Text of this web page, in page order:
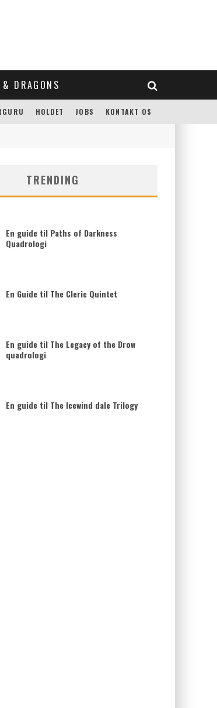
& DRAGONS
HOLDET JOBS KONTAKT OS
TRENDING
En guide til Paths of Darkness
Quadrologi
En Guide til The Cleric Quintet
En guide til The Legacy of the Drow
quadrologi
En guide til The Icewind dale Trilogy